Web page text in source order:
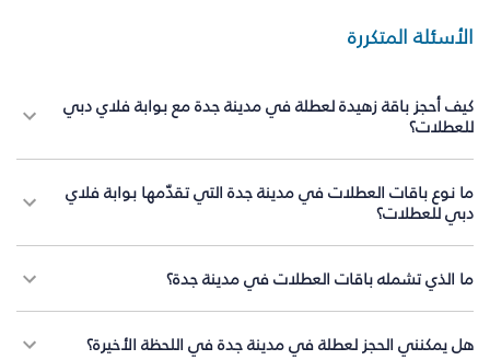
الأسئلة المتكررة
كيف أحجز باقة زهيدة لعطلة في مدينة جدة مع بوابة فلاي دبي
للعطلات؟
ما نوع باقات العطلات في مدينة جدة التي تقدّمها بوابة فلاي
دبي للعطلات؟
ما الذي تشمله باقات العطلات في مدينة جدة؟
هل يمكنني الحجز لعطلة في مدينة جدة في اللحظة الأخيرة؟